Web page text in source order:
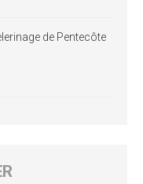
de Pentecôte